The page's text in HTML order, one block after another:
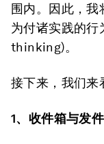
围内。因此，
为付诸实践的行
thinking)。
接下来，我们来
1、收件箱与发